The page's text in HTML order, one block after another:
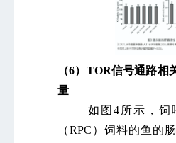
（6）TOR信号通路相
量
如图4所示，饲
（RPC）饲料的鱼的